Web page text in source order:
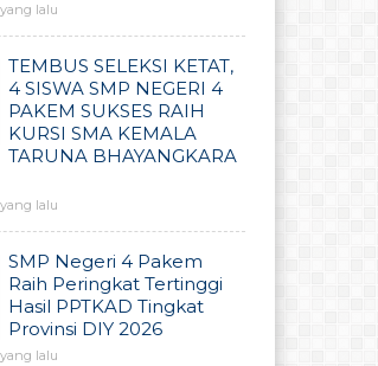
lalu
TEMBUS SELEKSI KETAT,
4 SISWA SMP NEGERI 4
PAKEM SUKSES RAIH
KURSI SMA KEMALA
TARUNA BHAYANGKARA
lalu
SMP Negeri 4 Pakem
Raih Peringkat Tertinggi
Hasil PPTKAD Tingkat
Provinsi DIY 2026
lalu